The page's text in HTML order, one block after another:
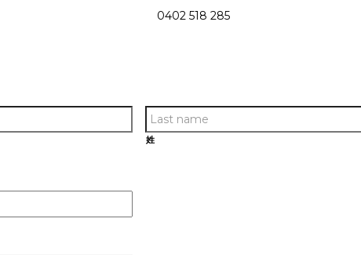
0402 518 285
姓